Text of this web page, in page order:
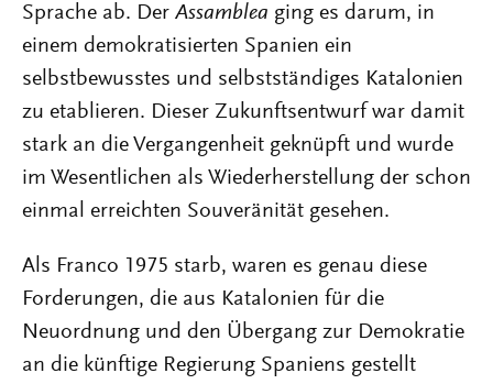
Sprache ab. Der Assamblea ging es darum, in
einem demokratisierten Spanien ein
selbstbewusstes und selbstständiges Katalonien
zu etablieren. Dieser Zukunftsentwurf war damit
stark an die Vergangenheit geknüpft und wurde
im Wesentlichen als Wiederherstellung der schon
einmal erreichten Souveränität gesehen.
Als Franco 1975 starb, waren es genau diese
Forderungen, die aus Katalonien für die
Neuordnung und den Übergang zur Demokratie
an die künftige Regierung Spaniens gestellt